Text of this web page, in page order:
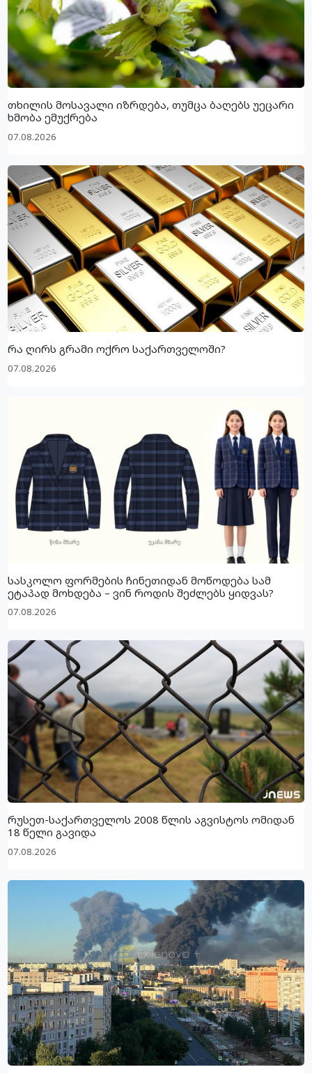
თხილის მოსავალი იზრდება, თუმცა ბაღებს უეცარი
ხმობა ემუქრება
07.08.2026
რა ღირს გრამი ოქრო საქართველოში?
07.08.2026
სასკოლო ფორმების ჩინეთიდან მოწოდება სამ
ეტაპად მოხდება – ვინ როდის შეძლებს ყიდვას?
07.08.2026
რუსეთ-საქართველოს 2008 წლის აგვისტოს ომიდან
18 წელი გავიდა
07.08.2026